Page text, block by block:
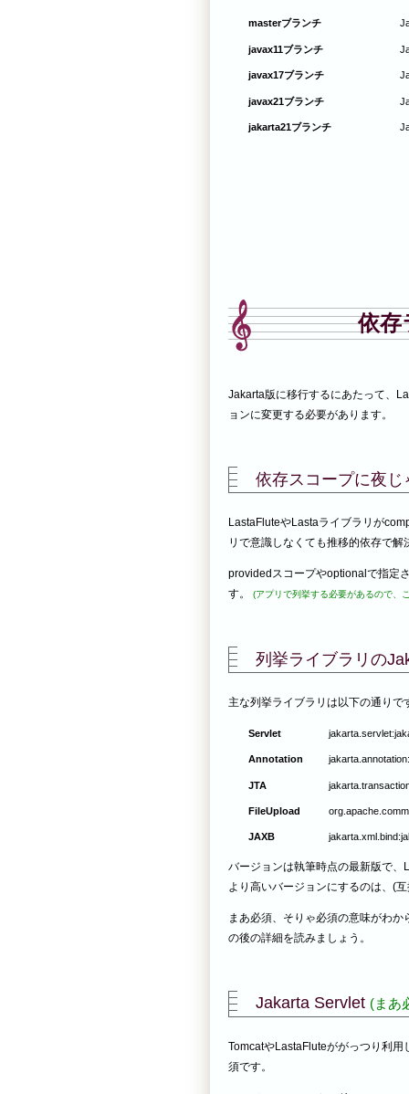
masterブランチ
javax11ブランチ
javax17ブランチ
javax21ブランチ
jakarta21ブランチ
依存
Jakarta版に移行するにあたって、
ョンに変更する必要があります。
依存スコープに夜じ
LastaFluteやLastaライブラリが
リで意識しなくても推移的依存で解
providedスコープやoptionalで指定
す。
(アプリで列挙する必要があるので、
列挙ライブラリの
主な列挙ライブラリは以下の通りで
Servlet
Annotation
JTA
FileUpload
JAXB
バージョンは執筆時点の最新版で
より高いバージョンにするのは、(
まあ必須、そりゃ必須の意味がわ
の後の詳細を読みましょう。
Jakarta Servlet (まあ
TomcatやLastaFluteががっつり利
須です。